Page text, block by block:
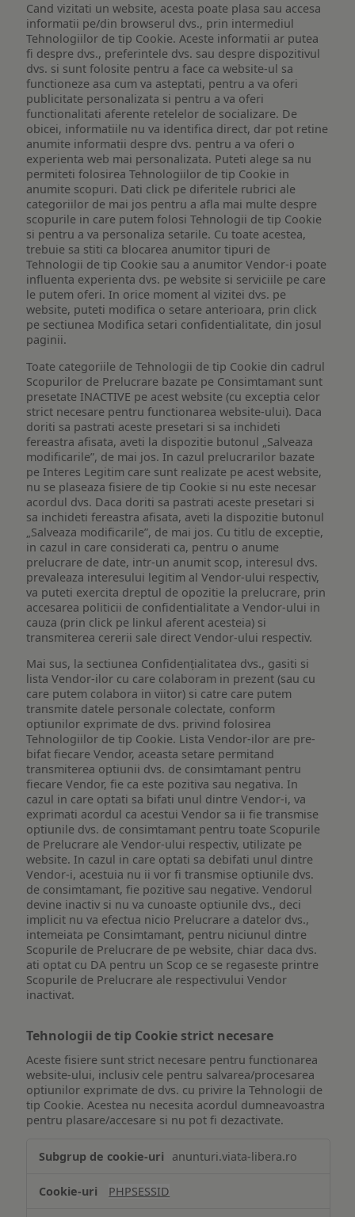
Cand vizitati un website, acesta poate plasa sau accesa
informatii pe/din browserul dvs., prin intermediul
Tehnologiilor de tip Cookie. Aceste informatii ar putea
fi despre dvs., preferintele dvs. sau despre dispozitivul
dvs. si sunt folosite pentru a face ca website-ul sa
functioneze asa cum va asteptati, pentru a va oferi
publicitate personalizata si pentru a va oferi
functionalitati aferente retelelor de socializare. De
obicei, informatiile nu va identifica direct, dar pot retine
anumite informatii despre dvs. pentru a va oferi o
experienta web mai personalizata. Puteti alege sa nu
permiteti folosirea Tehnologiilor de tip Cookie in
anumite scopuri. Dati click pe diferitele rubrici ale
categoriilor de mai jos pentru a afla mai multe despre
scopurile in care putem folosi Tehnologii de tip Cookie
si pentru a va personaliza setarile. Cu toate acestea,
trebuie sa stiti ca blocarea anumitor tipuri de
Tehnologii de tip Cookie sau a anumitor Vendor-i poate
influenta experienta dvs. pe website si serviciile pe care
le putem oferi. In orice moment al vizitei dvs. pe
website, puteti modifica o setare anterioara, prin click
pe sectiunea Modifica setari confidentialitate, din josul
paginii.
Toate categoriile de Tehnologii de tip Cookie din cadrul
Scopurilor de Prelucrare bazate pe Consimtamant sunt
presetate INACTIVE pe acest website (cu exceptia celor
strict necesare pentru functionarea website-ului). Daca
doriti sa pastrati aceste presetari si sa inchideti
fereastra afisata, aveti la dispozitie butonul „Salveaza
modificarile”, de mai jos. In cazul prelucrarilor bazate
pe Interes Legitim care sunt realizate pe acest website,
nu se plaseaza fisiere de tip Cookie si nu este necesar
acordul dvs. Daca doriti sa pastrati aceste presetari si
sa inchideti fereastra afisata, aveti la dispozitie butonul
„Salveaza modificarile”, de mai jos. Cu titlu de exceptie,
in cazul in care considerati ca, pentru o anume
prelucrare de date, intr-un anumit scop, interesul dvs.
prevaleaza interesului legitim al Vendor-ului respectiv,
va puteti exercita dreptul de opozitie la prelucrare, prin
accesarea politicii de confidentialitate a Vendor-ului in
cauza (prin click pe linkul aferent acesteia) si
transmiterea cererii sale direct Vendor-ului respectiv.
Mai sus, la sectiunea Confidențialitatea dvs., gasiti si
lista Vendor-ilor cu care colaboram in prezent (sau cu
care putem colabora in viitor) si catre care putem
transmite datele personale colectate, conform
optiunilor exprimate de dvs. privind folosirea
Tehnologiilor de tip Cookie. Lista Vendor-ilor are pre-
bifat fiecare Vendor, aceasta setare permitand
transmiterea optiunii dvs. de consimtamant pentru
fiecare Vendor, fie ca este pozitiva sau negativa. In
cazul in care optati sa bifati unul dintre Vendor-i, va
exprimati acordul ca acestui Vendor sa ii fie transmise
optiunile dvs. de consimtamant pentru toate Scopurile
de Prelucrare ale Vendor-ului respectiv, utilizate pe
website. In cazul in care optati sa debifati unul dintre
Vendor-i, acestuia nu ii vor fi transmise optiunile dvs.
de consimtamant, fie pozitive sau negative. Vendorul
devine inactiv si nu va cunoaste optiunile dvs., deci
implicit nu va efectua nicio Prelucrare a datelor dvs.,
intemeiata pe Consimtamant, pentru niciunul dintre
Scopurile de Prelucrare de pe website, chiar daca dvs.
ati optat cu DA pentru un Scop ce se regaseste printre
Scopurile de Prelucrare ale respectivului Vendor
inactivat.
Tehnologii de tip Cookie strict necesare
Aceste fisiere sunt strict necesare pentru functionarea
website-ului, inclusiv cele pentru salvarea/procesarea
optiunilor exprimate de dvs. cu privire la Tehnologii de
tip Cookie. Acestea nu necesita acordul dumneavoastra
pentru plasare/accesare si nu pot fi dezactivate.
de
Cookie
anunturi.viata-libera.ro
PHPSESSID